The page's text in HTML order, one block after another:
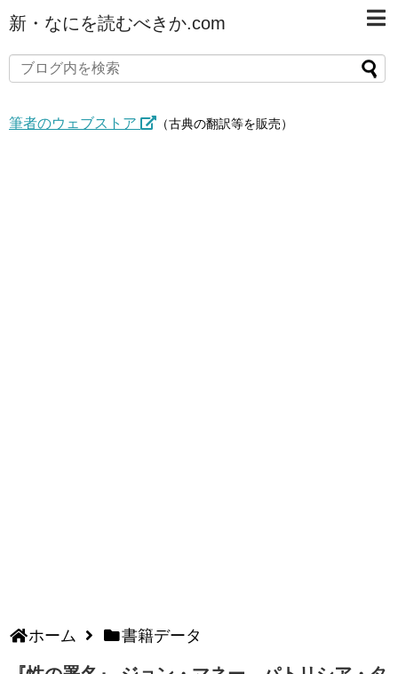
新・なにを読むべきか.com
筆者のウェブストア （古典の翻訳等を販売）
ホーム 書籍データ